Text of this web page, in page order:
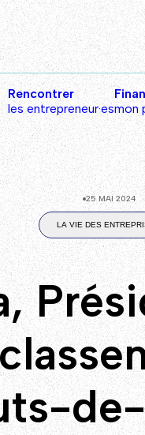
Rencontrer
les entrepreneur·esmon
25 MAI 2024
LA VIE DES